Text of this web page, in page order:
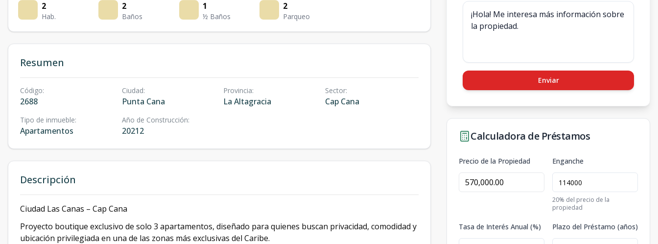
2
Hab.
2
Baños
1
½ Baños
2
Parqueo
Resumen
Código:
2688
Ciudad:
Punta Cana
Provincia:
La Altagracia
Sector:
Cap Cana
Tipo de inmueble:
Apartamentos
Año de Construcción:
20212
Descripción
Ciudad Las Canas – Cap Cana
Proyecto boutique exclusivo de solo 3 apartamentos, diseñado para quienes buscan privacidad, comodidad y
ubicación privilegiada en una de las zonas más exclusivas del Caribe.
Enviar
Calculadora de Préstamos
Precio de la Propiedad Enganche
20% del precio de la
propiedad
Tasa de Interés Anual (%) Plazo del Préstamo (años)